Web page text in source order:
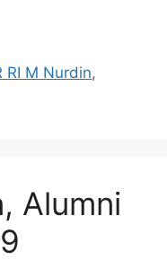
RI M Nurdin,
Alumni